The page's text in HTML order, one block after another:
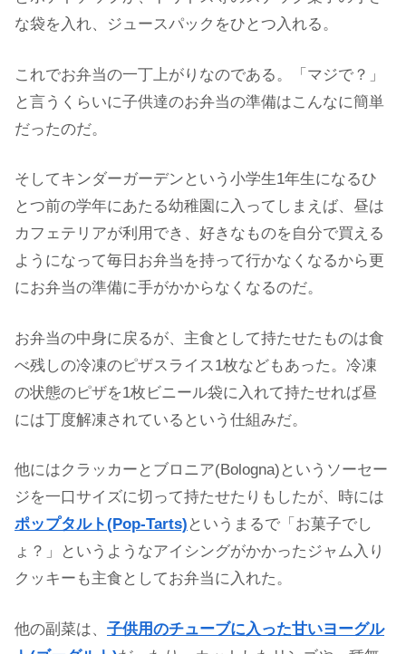
な袋を入れ、ジュースパックをひとつ入れる。
これでお弁当の一丁上がりなのである。「マジで？」
と言うくらいに子供達のお弁当の準備はこんなに簡単
だったのだ。
そしてキンダーガーデンという小学生1年生になるひ
とつ前の学年にあたる幼稚園に入ってしまえば、昼は
カフェテリアが利用でき、好きなものを自分で買える
ようになって毎日お弁当を持って行かなくなるから更
にお弁当の準備に手がかからなくなるのだ。
お弁当の中身に戻るが、主食として持たせたものは食
べ残しの冷凍のピザスライス1枚などもあった。冷凍
の状態のピザを1枚ビニール袋に入れて持たせれば昼
には丁度解凍されているという仕組みだ。
他にはクラッカーとブロニア(Bologna)というソーセー
ジを一口サイズに切って持たせたりもしたが、時には
ポップタルト(Pop-Tarts) というまるで「お菓子でし
ょ？」というようなアイシングがかかったジャム入り
クッキーも主食としてお弁当に入れた。
他の副菜は、 子供用のチューブに入った甘いヨーグル